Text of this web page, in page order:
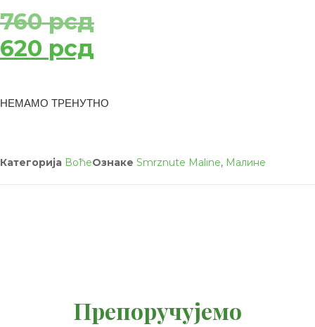
760рсд
620 рсд
НЕМАМО ТРЕНУТНО
Категорија ВоћеОзнаке Smrznute Maline, Малине
Препоручујемо